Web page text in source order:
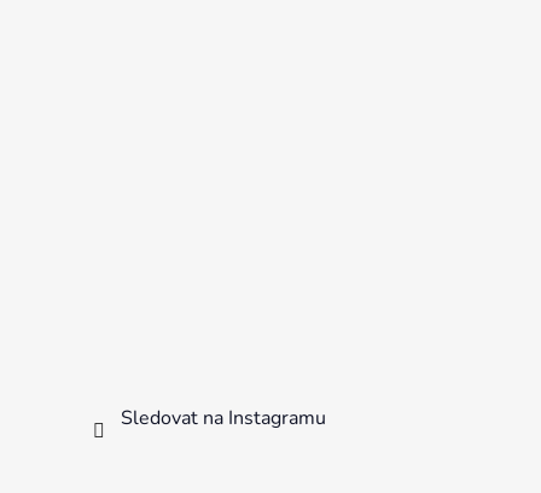
Sledovat na Instagramu